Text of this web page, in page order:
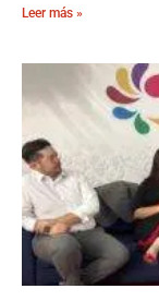
Leer más »